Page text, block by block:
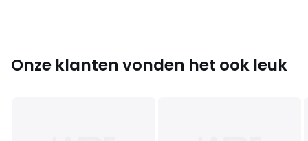
Onze klanten vonden het ook leuk